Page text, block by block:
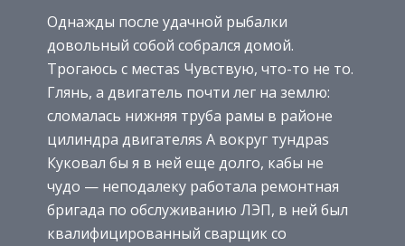
Однажды после удачной рыбалки
довольный собой собрался домой.
Трогаюсь с местаѕ Чувствую, что-то не то.
Глянь, а двигатель почти лег на землю:
сломалась нижняя труба рамы в районе
цилиндра двигателяѕ А вокруг тундраѕ
Куковал бы я в ней еще долго, кабы не
чудо — неподалеку работала ремонтная
бригада по обслуживанию ЛЭП, в ней был
квалифицированный сварщик со